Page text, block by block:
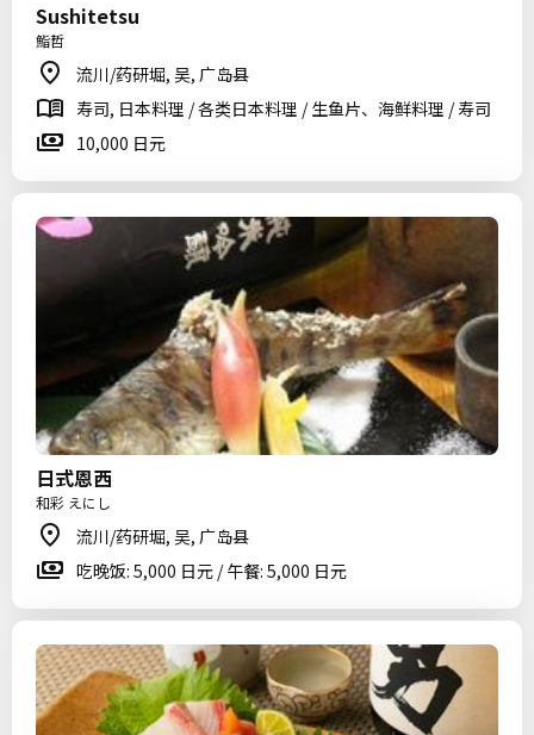
Sushitetsu
鮨哲
流川/药研堀, 吴, 广岛县
寿司, 日本料理 / 各类日本料理 / 生鱼片、海鲜料理 / 寿司
10,000 日元
日式恩西
和彩 えにし
流川/药研堀, 吴, 广岛县
吃晚饭: 5,000 日元 / 午餐: 5,000 日元